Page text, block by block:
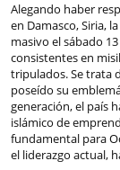
Alegando haber
en Damasco, Siria,
masivo el sábado
consistentes en
tripulados. Se trata
poseído su
generación, el país
islámico de
fundamental para
el liderazgo actual,